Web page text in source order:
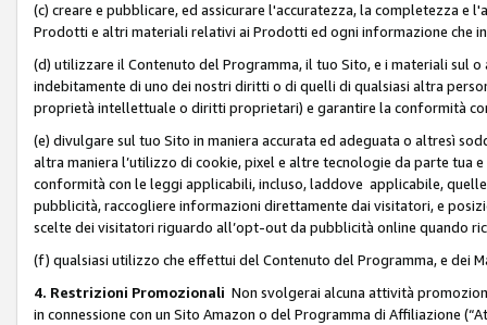
(c) creare e pubblicare, ed assicurare l'accuratezza, la completezza
Prodotti e altri materiali relativi ai Prodotti ed ogni informazione che
(d) utilizzare il Contenuto del Programma, il tuo Sito, e i materiali sul
indebitamente di uno dei nostri diritti o di quelli di qualsiasi altra
proprietà intellettuale o diritti proprietari) e garantire la conformità
(e) divulgare sul tuo Sito in maniera accurata ed adeguata o altresì
altra maniera l’utilizzo di cookie, pixel e altre tecnologie da parte tua
conformità con le leggi applicabili, incluso, laddove applicabile,
pubblicità, raccogliere informazioni direttamente dai visitatori, e
scelte dei visitatori riguardo all’opt-out da pubblicità online quando
(f) qualsiasi utilizzo che effettui del Contenuto del Programma, e dei
4. Restrizioni Promozionali Non svolgerai alcuna attività
in connessione con un Sito Amazon o del Programma di Affiliazione